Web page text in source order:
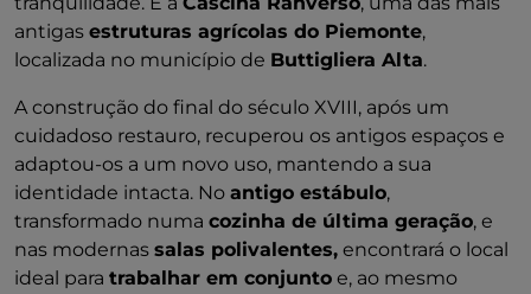
antigas estruturas agrícolas do Piemonte,
localizada no município de Buttigliera Alta.
A construção do final do século XVIII, após um
cuidadoso restauro, recuperou os antigos espaços e
adaptou-os a um novo uso, mantendo a sua
identidade intacta. No antigo estábulo,
transformado numa cozinha de última geração, e
nas modernas salas polivalentes, encontrará o local
ideal para trabalhar em conjunto e, ao mesmo